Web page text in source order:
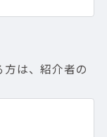
は、紹介者の